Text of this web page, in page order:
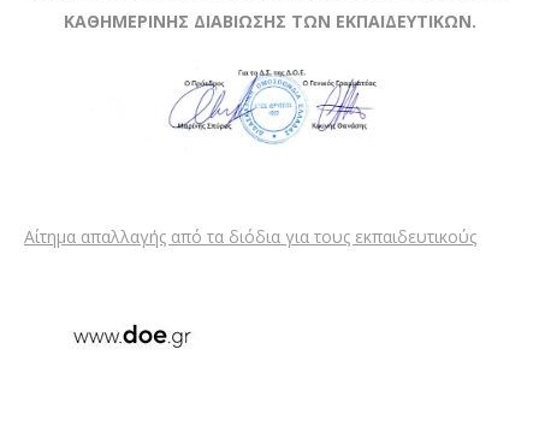
ΚΑΘΗΜΕΡΙΝΗΣ ΔΙΑΒΙΩΣΗΣ ΤΩΝ ΕΚΠΑΙΔΕΥΤΙΚΩΝ.
Αίτημα απαλλαγής από τα διόδια για τους εκπαιδευτικούς